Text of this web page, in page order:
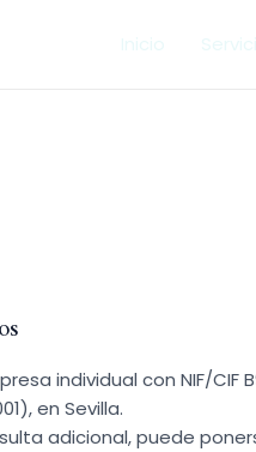
individual con NIF/CIF
en Sevilla.
adicional, puede